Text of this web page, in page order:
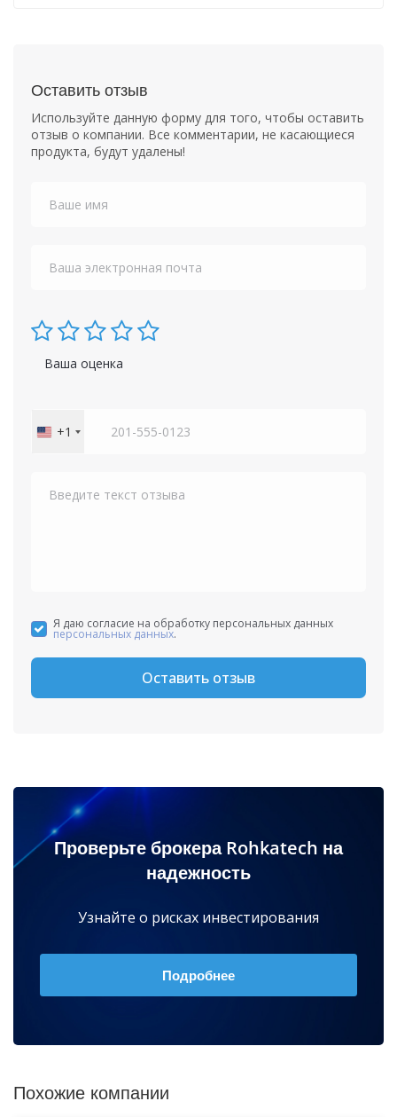
Оставить отзыв
Используйте данную форму для того, чтобы оставить
отзыв о компании. Все комментарии, не касающиеся
продукта, будут удалены!
Ваша оценка
United
+1
Я даю согласие на обработку персональных данных
персональных данных.
Оставить отзыв
Проверьте брокера Rohkatech на
надежность
Узнайте о рисках инвестирования
Подробнее
Похожие компании